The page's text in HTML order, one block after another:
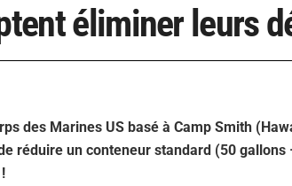
éliminer leurs
des Marines US basé à Camp Smith
réduire un conteneur standard (50